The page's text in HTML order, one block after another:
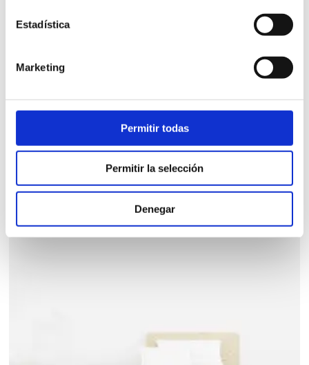
Estadística
Marketing
Permitir todas
Permitir la selección
Denegar
Mesita de noche 1 cajón de 60cm.
iva incl.
VER PRODUCTO